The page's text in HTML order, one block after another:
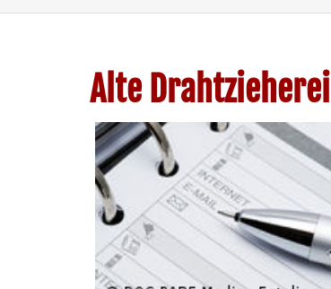
Alte Drahtzieherei